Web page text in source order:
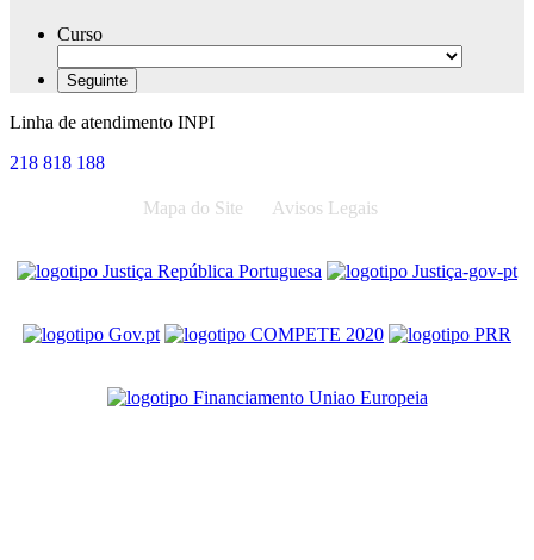
Curso
Linha de atendimento INPI
218 818 188
Mapa do Site Avisos Legais